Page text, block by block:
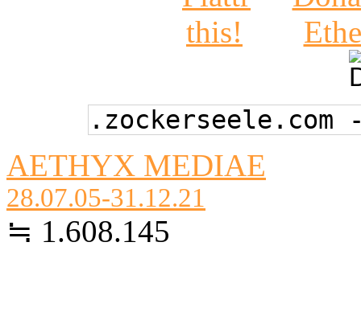
AETHYX MEDIAE
28.07.05-31.12.21
≒ 1.608.145